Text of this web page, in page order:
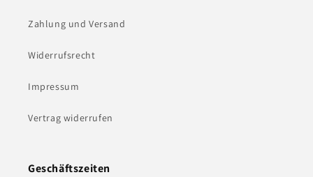
Zahlung und Versand
Widerrufsrecht
Impressum
Vertrag widerrufen
Geschäftszeiten